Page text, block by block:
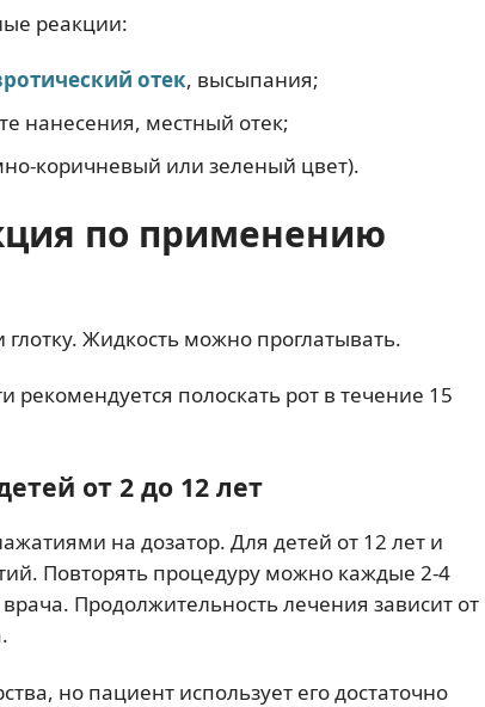
реакции:
отек, высыпания;
нанесения, местный отек;
коричневый или зеленый цвет).
по применению
Жидкость можно проглатывать.
полоскать рот в течение 15
от 2 до 12 лет
на дозатор. Для детей от 12 лет и
Повторять процедуру можно каждые 2-4
Продолжительность лечения зависит от
но пациент использует его достаточно